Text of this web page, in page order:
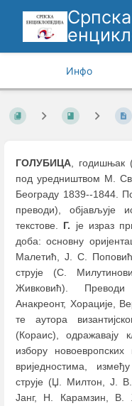
Српска
Инфо
ГОЛУБИЦА, годишњак
под уредништвом М.
Београду 1839--1844.
преводи), објављује
текстове. Г. је израз
доба: основну
Малетић, Ј. С.
струје (С.
Живковић).
Анакреонт, Хорације,
те аутора
(Кораис), одражавају
избору
вриједностима,
струје (Џ. Милтон, Ј.
Јанг, Н. Карамзин, В.